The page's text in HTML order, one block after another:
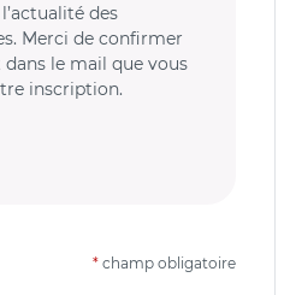
des
Merci de confirmer
le mail que vous
inscription.
* champ obligatoire